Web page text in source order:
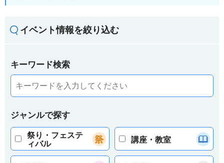
イベント情報を絞り込む
キーワード検索
ジャンルで探す
祭り・フェステ
ィバル
講座・教室